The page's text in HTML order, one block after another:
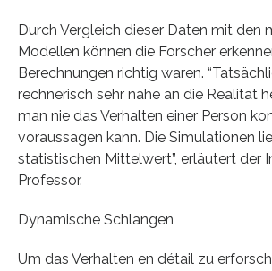
Durch Vergleich dieser Daten mit den
Modellen können die Forscher
Berechnungen richtig waren.
rechnerisch sehr nahe an die Realität
man nie das Verhalten einer Person
voraussagen kann. Die Simulationen
statistischen Mittelwert”, erläutert der
Professor.
Dynamische Schlangen
Um das Verhalten en détail zu